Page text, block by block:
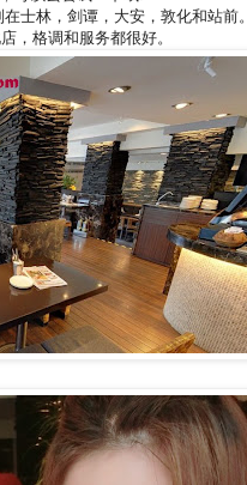
士林，剑谭，大安，敦化和站前。
，格调和服务都很好。